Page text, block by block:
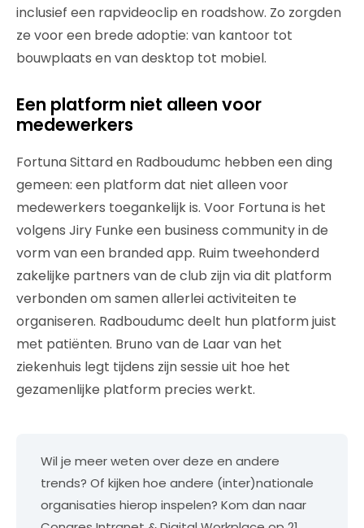
inclusief een rapvideoclip en roadshow. Zo zorgden
ze voor een brede adoptie: van kantoor tot
bouwplaats en van desktop tot mobiel.
Een platform niet alleen voor
medewerkers
Fortuna Sittard en Radboudumc hebben een ding
gemeen: een platform dat niet alleen voor
medewerkers toegankelijk is. Voor Fortuna is het
volgens Jiry Funke een business community in de
vorm van een branded app. Ruim tweehonderd
zakelijke partners van de club zijn via dit platform
verbonden om samen allerlei activiteiten te
organiseren. Radboudumc deelt hun platform juist
met patiënten. Bruno van de Laar van het
ziekenhuis legt tijdens zijn sessie uit hoe het
gezamenlijke platform precies werkt.
Wil je meer weten over deze en andere
trends? Of kijken hoe andere (inter)nationale
organisaties hierop inspelen? Kom dan naar